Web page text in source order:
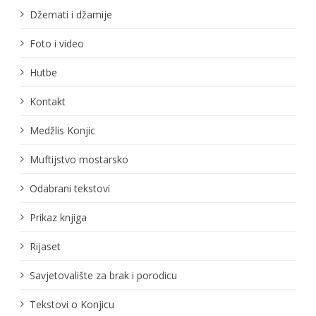
Džemati i džamije
Foto i video
Hutbe
Kontakt
Medžlis Konjic
Muftijstvo mostarsko
Odabrani tekstovi
Prikaz knjiga
Rijaset
Savjetovalište za brak i porodicu
Tekstovi o Konjicu